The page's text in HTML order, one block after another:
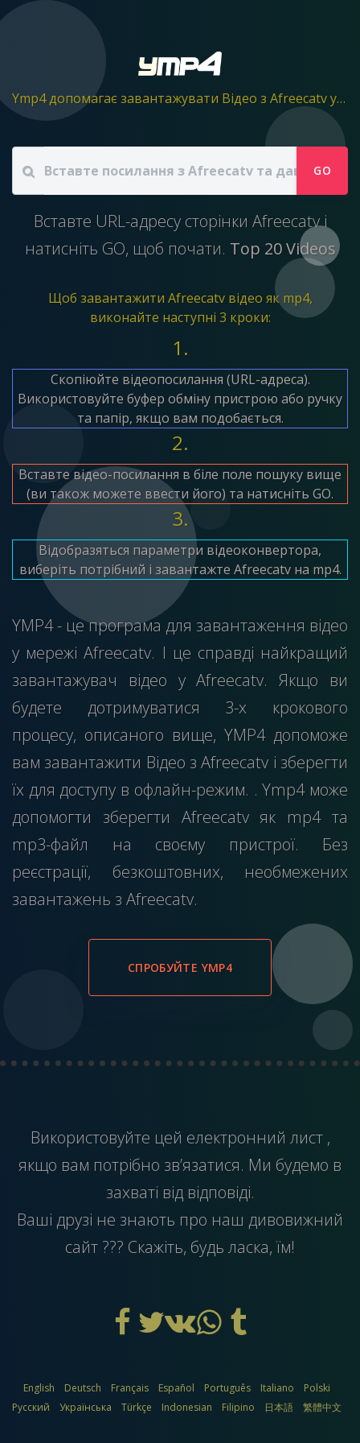
Ymp4 допомагає завантажувати Відео з Afreecatv у файл mp4
GO
Вставте URL-адресу сторінки Afreecatv і
натисніть GO, щоб почати. Top 20 Videos
Щоб завантажити Afreecatv відео як mp4,
виконайте наступні 3 кроки:
1.
Скопіюйте відеопосилання (URL-адреса).
Використовуйте буфер обміну пристрою або ручку
та папір, якщо вам подобається.
2.
Вставте відео-посилання в біле поле пошуку вище
(ви також можете ввести його) та натисніть GO.
3.
Відобразяться параметри відеоконвертора,
виберіть потрібний і завантажте Afreecatv на mp4.
YMP4 - це програма для завантаження відео
у мережі Afreecatv. І це справді найкращий
завантажувач відео у Afreecatv. Якщо ви
будете дотримуватися 3-х крокового
процесу, описаного вище, YMP4 допоможе
вам завантажити Відео з Afreecatv і зберегти
їх для доступу в офлайн-режим. . Ymp4 може
допомогти зберегти Afreecatv як mp4 та
mp3-файл на своєму пристрої. Без
реєстрації, безкоштовних, необмежених
завантажень з Afreecatv.
СПРОБУЙТЕ YMP4
Використовуйте цей електронний лист ,
якщо вам потрібно зв’язатися. Ми будемо в
захваті від відповіді.
Ваші друзі не знають про наш дивовижний
сайт ??? Скажіть, будь ласка, їм!
English Deutsch Français Español Português Italiano
Polski
Русский
Українська Türkçe Indonesian Filipino 日本語 繁體中文